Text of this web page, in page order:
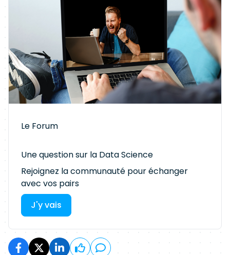
Le Forum
Une question sur la Data Science
Rejoignez la communauté pour échanger
avec vos pairs
J'y vais